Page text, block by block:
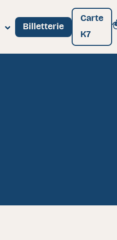
Billetterie
Carte
K7